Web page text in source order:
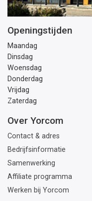
Openingstijden
Maandag
Dinsdag
Woensdag
Donderdag
Vrijdag
Zaterdag
Over Yorcom
Contact & adres
Bedrijfsinformatie
Samenwerking
Affiliate programma
Werken bij Yorcom